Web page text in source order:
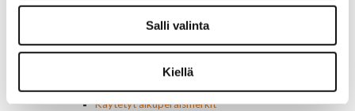
Salli valinta
Kiellä
Nelivedon kytkimet
Ovivalokykimet
Vakionopeudensäätimen osat
Tarrat, tunnukset, logot, merkit
Alkuperäiset tarrat ja teipit
Käytetyt alkuperäismerkit